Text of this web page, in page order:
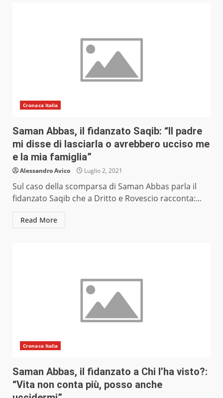
Cronaca Italia
Saman Abbas, il fidanzato Saqib: “Il padre
mi disse di lasciarla o avrebbero ucciso me
e la mia famiglia”
Alessandro Avico Luglio 2, 2021
Sul caso della scomparsa di Saman Abbas parla il
fidanzato Saqib che a Dritto e Rovescio racconta:...
Read More
Cronaca Italia
Saman Abbas, il fidanzato a Chi l’ha visto?:
“Vita non conta più, posso anche